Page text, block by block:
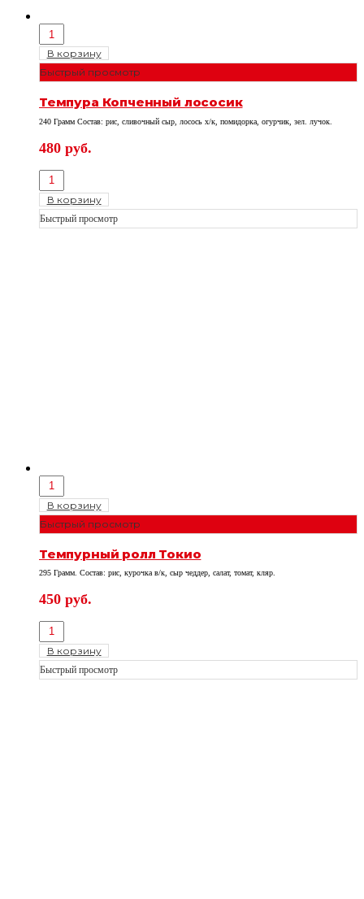
В корзину
Быстрый просмотр
Темпура Копченный лососик
240 Грамм Состав: рис, сливочный сыр, лосось х/к, помидорка, огурчик, зел. лучок.
480 руб.
В корзину
Быстрый просмотр
В корзину
Быстрый просмотр
Темпурный ролл Токио
295 Грамм. Состав: рис, курочка в/к, сыр чеддер, салат, томат, кляр.
450 руб.
В корзину
Быстрый просмотр